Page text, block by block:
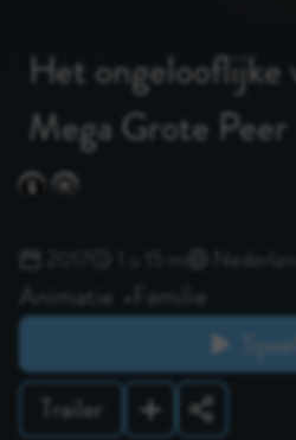
Het ongelooflijke
Mega Grote Peer
Animatie
Familie
Trailer